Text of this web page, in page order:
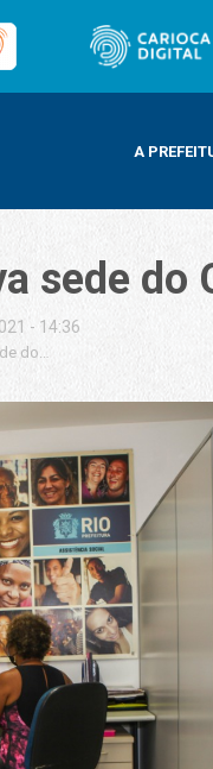
A
sede do
- 14:36
do CRAS na Mangueira